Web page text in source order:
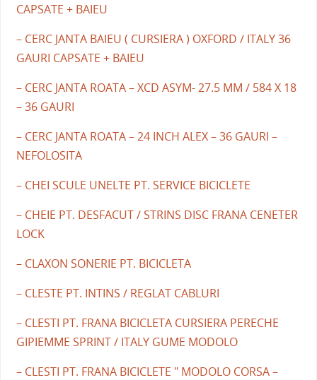
CAPSATE + BAIEU
– CERC JANTA BAIEU ( CURSIERA ) OXFORD / ITALY 36
GAURI CAPSATE + BAIEU
– CERC JANTA ROATA – XCD ASYM- 27.5 MM / 584 X 18
– 36 GAURI
– CERC JANTA ROATA – 24 INCH ALEX – 36 GAURI –
NEFOLOSITA
– CHEI SCULE UNELTE PT. SERVICE BICICLETE
– CHEIE PT. DESFACUT / STRINS DISC FRANA CENETER
LOCK
– CLAXON SONERIE PT. BICICLETA
– CLESTE PT. INTINS / REGLAT CABLURI
– CLESTI PT. FRANA BICICLETA CURSIERA PERECHE
GIPIEMME SPRINT / ITALY GUME MODOLO
– CLESTI PT. FRANA BICICLETE " MODOLO CORSA –